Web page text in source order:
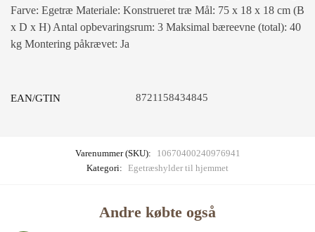
Farve: Egetræ Materiale: Konstrueret træ Mål: 75 x 18 x 18 cm (B
x D x H) Antal opbevaringsrum: 3 Maksimal bæreevne (total): 40
kg Montering påkrævet: Ja
EAN/GTIN 8721158434845
Varenummer (SKU):
10670400240976941
Kategori: Egetræshylder til hjemmet
Andre købte også